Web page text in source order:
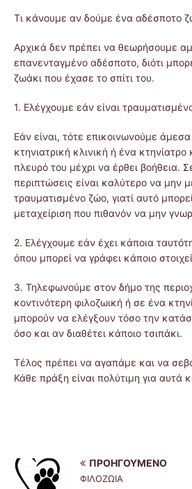
Τι κάνουμε αν δούμε ένα αδέσποτο
Αρχικά δεν πρέπει να θεωρήσουμε
επανενταγμένο αδέσποτο, διότι
ζωάκι που έχασε το σπίτι του.
1. Ελέγχουμε εάν είναι
Εάν είναι, τότε επικοινωνούμε
κτηνιατρική κλινική ή ένα
πλευρό του μέχρι να έρθει βοήθεια.
περιπτώσεις είναι καλύτερο να μην
τραυματισμένο ζώο, γιατί αυτό
μεταχείριση που πιθανόν να μην
2. Ελέγχουμε εάν έχει κάποια
όπου μπορεί να γράφει κάποιο
3. Τηλεφωνούμε στον δήμο της
κοντινότερη φιλοζωική ή σε ένα
μπορούν να ελέγξουν τόσο την
όσο και αν διαθέτει κάποιο τσιπάκι.
Τέλος πρέπει να αγαπάμε και να
Κάθε πράξη είναι πολύτιμη για αυτά
ΠΡΟΗΓΟΎΜΕΝΟ
ΦΙΛΟΖΩΙΑ